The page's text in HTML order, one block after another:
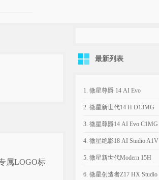
属LOGO标
最新列表
1. 微星尊爵 14 AI Evo
C2VMG原厂Win11 24H2系
统下载|OEM恢复镜像
2. 微星新世代14 H D13MG
原厂Win11 22H2系统下
载|OEM恢复镜像
3. 微星尊爵14 AI Evo C1MG
原厂Win11 22H2系统下
载|OEM恢复镜像
4. 微星绝影18 AI Studio A1V
原厂Win11 23H2系统下
载|OEM恢复镜像
5. 微星新世代Modern 15H
C13M原厂Win11 22H2系统
6. 微星创造者Z17 HX Studio